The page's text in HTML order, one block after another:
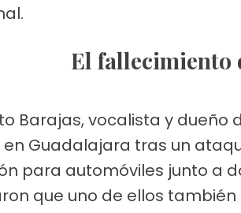
El
Barajas, vocalista y dueño
en Guadalajara tras un
para automóviles junto a
que uno de ellos